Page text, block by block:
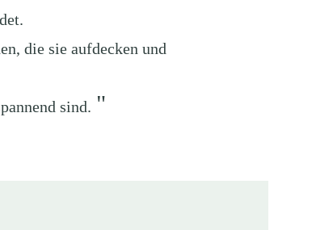
die sie aufdecken und
sind. "